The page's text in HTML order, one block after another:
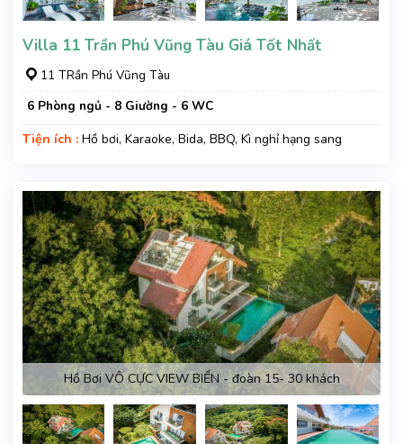
Villa 11 Trần Phú Vũng Tàu Giá Tốt Nhất
11 TRần Phú Vũng Tàu
6 Phòng ngủ - 8 Giường - 6 WC
Tiện ích : Hồ bơi, Karaoke, Bida, BBQ, Kì nghỉ hạng sang
Hồ Bơi VÔ CỰC VIEW BIỂN - đoàn 15- 30 khách